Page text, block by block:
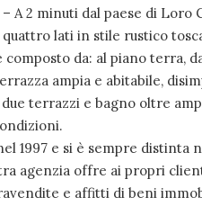
– A 2 minuti dal paese di Loro
lati in stile rustico
composto da: al piano terra,
ampia e abitabile,
terrazzi e bagno oltre
1997 e si è sempre distinta
agenzia offre ai propri
e affitti di beni